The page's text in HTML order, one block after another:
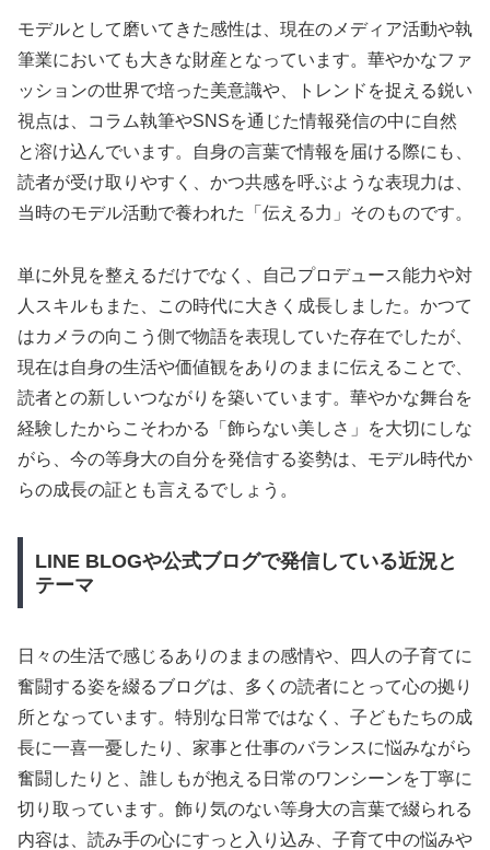
モデルとして磨いてきた感性は、現在のメディア活動や執
筆業においても大きな財産となっています。華やかなファ
ッションの世界で培った美意識や、トレンドを捉える鋭い
視点は、コラム執筆やSNSを通じた情報発信の中に自然
と溶け込んでいます。自身の言葉で情報を届ける際にも、
読者が受け取りやすく、かつ共感を呼ぶような表現力は、
当時のモデル活動で養われた「伝える力」そのものです。
単に外見を整えるだけでなく、自己プロデュース能力や対
人スキルもまた、この時代に大きく成長しました。かつて
はカメラの向こう側で物語を表現していた存在でしたが、
現在は自身の生活や価値観をありのままに伝えることで、
読者との新しいつながりを築いています。華やかな舞台を
経験したからこそわかる「飾らない美しさ」を大切にしな
がら、今の等身大の自分を発信する姿勢は、モデル時代か
らの成長の証とも言えるでしょう。
LINE BLOGや公式ブログで発信している近況と
テーマ
日々の生活で感じるありのままの感情や、四人の子育てに
奮闘する姿を綴るブログは、多くの読者にとって心の拠り
所となっています。特別な日常ではなく、子どもたちの成
長に一喜一憂したり、家事と仕事のバランスに悩みながら
奮闘したりと、誰しもが抱える日常のワンシーンを丁寧に
切り取っています。飾り気のない等身大の言葉で綴られる
内容は、読み手の心にすっと入り込み、子育て中の悩みや